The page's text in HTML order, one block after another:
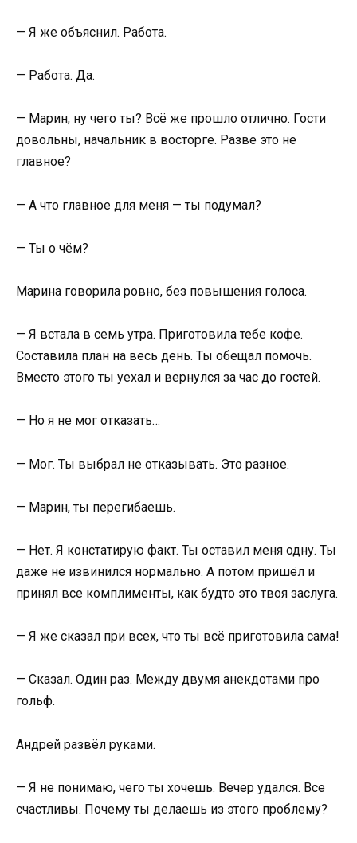
— Я же объяснил. Работа.
— Работа. Да.
— Марин, ну чего ты? Всё же прошло отлично. Гости
довольны, начальник в восторге. Разве это не
главное?
— А что главное для меня — ты подумал?
— Ты о чём?
Марина говорила ровно, без повышения голоса.
— Я встала в семь утра. Приготовила тебе кофе.
Составила план на весь день. Ты обещал помочь.
Вместо этого ты уехал и вернулся за час до гостей.
— Но я не мог отказать…
— Мог. Ты выбрал не отказывать. Это разное.
— Марин, ты перегибаешь.
— Нет. Я констатирую факт. Ты оставил меня одну. Ты
даже не извинился нормально. А потом пришёл и
принял все комплименты, как будто это твоя заслуга.
— Я же сказал при всех, что ты всё приготовила сама!
— Сказал. Один раз. Между двумя анекдотами про
гольф.
Андрей развёл руками.
— Я не понимаю, чего ты хочешь. Вечер удался. Все
счастливы. Почему ты делаешь из этого проблему?